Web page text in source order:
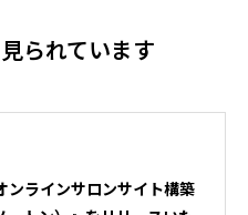
られています
ンラインサロンサイト構築